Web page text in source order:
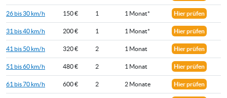
26 bis 30 km/h 150 € 1 1 Monat* Hier prüfen
31 bis 40 km/h 200 € 1 1 Monat* Hier prüfen
41 bis 50 km/h 320 € 2 1 Monat Hier prüfen
51 bis 60 km/h 480 € 2 1 Monat Hier prüfen
61 bis 70 km/h 600 € 2 2 Monate Hier prüfen